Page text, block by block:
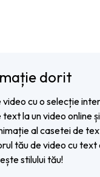
dorit
cu o selecție
la un video online
al casetei de
tău de video cu text
stilului tău!